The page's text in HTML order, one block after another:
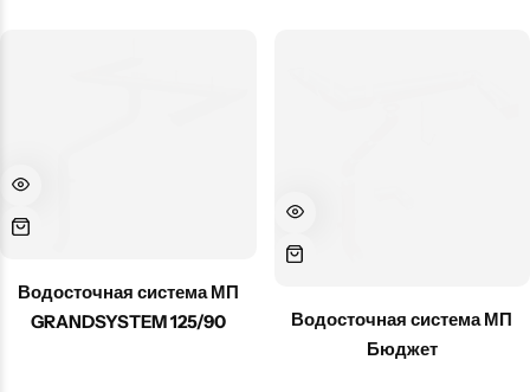
Водосточная система МП
GRANDSYSTEM 125/90
Водосточная система МП
Бюджет